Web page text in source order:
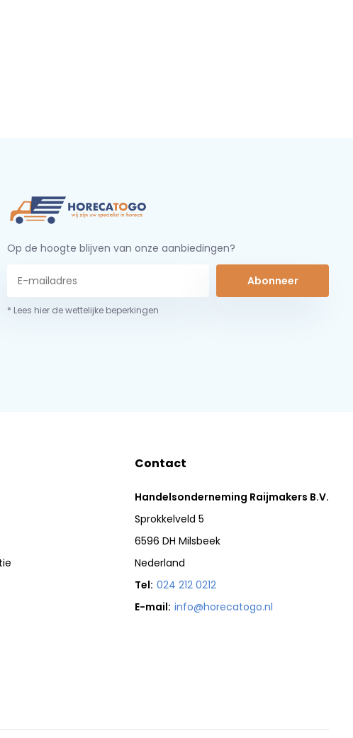
Op de hoogte blijven van onze aanbiedingen?
Abonneer
* Lees hier de wettelijke beperkingen
Contact
Handelsonderneming Raijmakers B.V.
Sprokkelveld 5
6596 DH Milsbeek
Nederland
Tel: 024 212 0212
E-mail: info@horecatogo.nl